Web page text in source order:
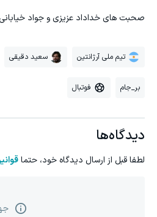
صحبت های خداداد عزیزی و جواد
تیم ملی آرژانتین سعید دقیقی
بر_جام فوتبال
دیدگاه‌ها
لطفا قبل از ارسال دیدگاه خود، حتما